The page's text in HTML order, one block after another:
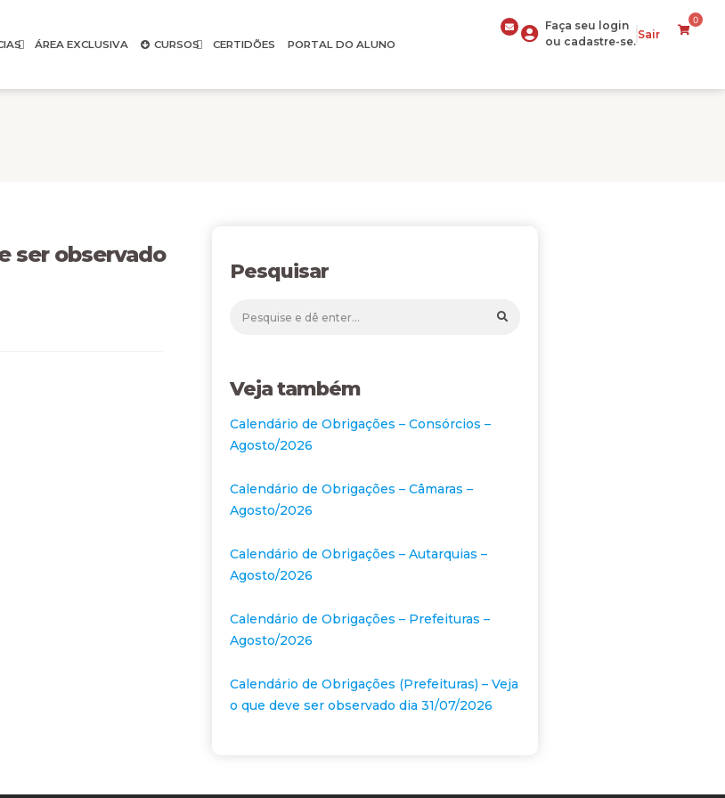
ÁREA EXCLUSIVA CURSOS CERTIDÕES PORTAL DO ALUNO
Faça seu login
ou cadastre-se.
Sair
0
ser observado
Pesquisar
Veja também
Calendário de Obrigações – Consórcios –
Agosto/2026
Calendário de Obrigações – Câmaras –
Agosto/2026
Calendário de Obrigações – Autarquias –
Agosto/2026
Calendário de Obrigações – Prefeituras –
Agosto/2026
Calendário de Obrigações (Prefeituras) – Veja
o que deve ser observado dia 31/07/2026